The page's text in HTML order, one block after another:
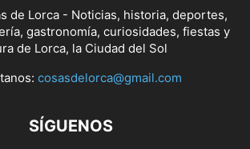
de Lorca - Noticias, historia, deportes,
gastronomía, curiosidades, fiestas y
de Lorca, la Ciudad del Sol
cosasdelorca@gmail.com
SÍGUENOS